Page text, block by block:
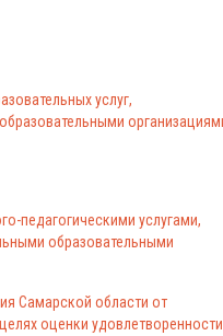
услуг,
педагогическими услугами,
образовательными
Самарской области от
оценки удовлетворенности